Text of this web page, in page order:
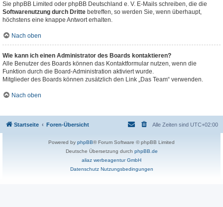
Sie phpBB Limited oder phpBB Deutschland e. V. E-Mails schreiben, die die
Softwarenutzung durch Dritte betreffen, so werden Sie, wenn überhaupt,
höchstens eine knappe Antwort erhalten.
Nach oben
Wie kann ich einen Administrator des Boards kontaktieren?
Alle Benutzer des Boards können das Kontaktformular nutzen, wenn die
Funktion durch die Board-Administration aktiviert wurde.
Mitglieder des Boards können zusätzlich den Link „Das Team“ verwenden.
Nach oben
Startseite Foren-Übersicht Alle Zeiten sind UTC+02:00
Powered by phpBB® Forum Software © phpBB Limited
Deutsche Übersetzung durch phpBB.de
aliaz werbeagentur GmbH
Datenschutz Nutzungsbedingungen